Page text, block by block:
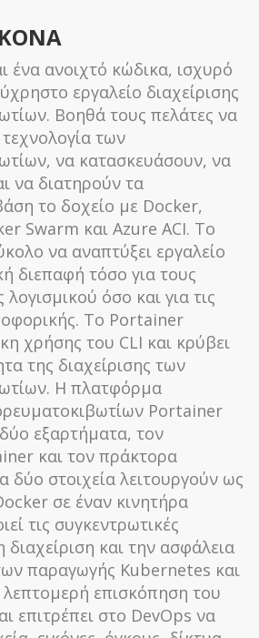
ένα ανοιχτό κώδικα, ισχυρό
εργαλείο διαχείρισης
Βοηθά τους πελάτες να
των
να κατασκευάσουν, να
να διατηρούν τα
το δοχείο με Docker,
Swarm και Azure ACI. Το
να αναπτύξει εργαλείο
διεπαφή τόσο για τους
όσο και για τις
Το Portainer
χρήσης του CLI και κρύβει
της διαχείρισης των
Η πλατφόρμα
Portainer
εξαρτήματα, τον
και τον πράκτορα
δύο στοιχεία λειτουργούν ως
σε έναν κινητήρα
τις συγκεντρωτικές
και την ασφάλεια
παραγωγής Kubernetes και
λεπτομερή επισκόπηση του
επιτρέπει στο DevOps να